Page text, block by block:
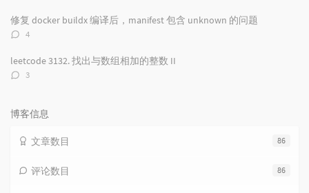
数：
修复 docker buildx 编译后，manifest 包含 unknown 的问题
评
数：
4
leetcode 3132. 找出与数组相加的整数 II
评
3
博客信息
86
文章数目
86
评论数目